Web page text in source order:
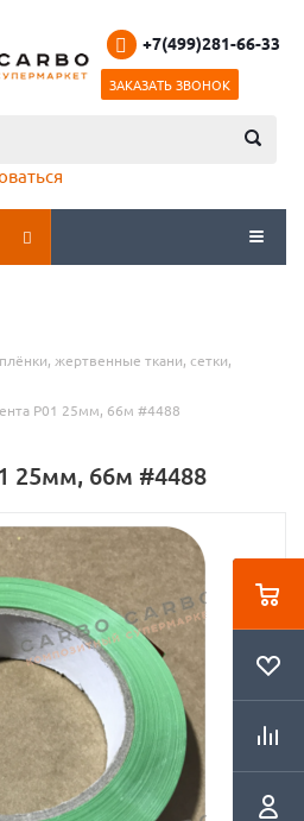
+7(499)281-66-33
ЗАКАЗАТЬ ЗВОНОК
жертвенные ткани, сетки,
P01 25мм, 66м #4488
25мм, 66м #4488